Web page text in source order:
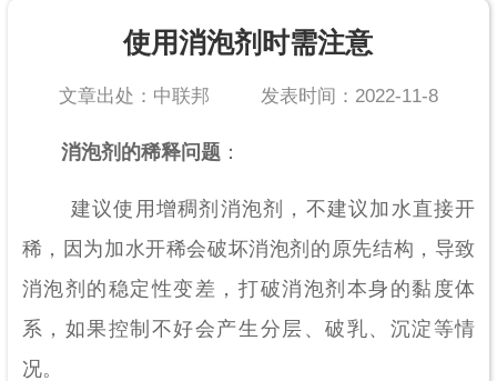
使用消泡剂时需注意
文章出处：中联邦 发表时间：2022-11-8
消泡剂的稀释问题：
建议使用增稠剂消泡剂，不建议加水直接开
稀，因为加水开稀会破坏消泡剂的原先结构，导致
消泡剂的稳定性变差，打破消泡剂本身的黏度体
系，如果控制不好会产生分层、破乳、沉淀等情
况。